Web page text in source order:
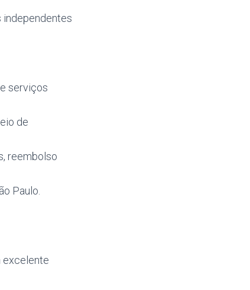
independentes
serviços
de
reembolso
Paulo.
excelente